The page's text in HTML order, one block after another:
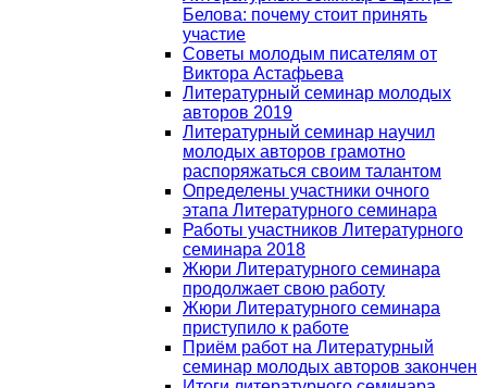
Белова: почему стоит принять
участие
Советы молодым писателям от
Виктора Астафьева
Литературный семинар молодых
авторов 2019
Литературный семинар научил
молодых авторов грамотно
распоряжаться своим талантом
Определены участники очного
этапа Литературного семинара
Работы участников Литературного
семинара 2018
Жюри Литературного семинара
продолжает свою работу
Жюри Литературного семинара
приступило к работе
Приём работ на Литературный
семинар молодых авторов закончен